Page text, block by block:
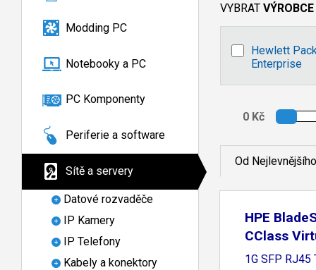
Modding PC
Notebooky a PC
PC Komponenty
Periferie a software
Sítě a servery
Datové rozvaděče
IP Kamery
IP Telefony
Kabely a konektory
VYBRAT VÝROBCE
Hewlett
Enterprise
Od Nejlevnějšího
HPE
CClass
1G SFP RJ45